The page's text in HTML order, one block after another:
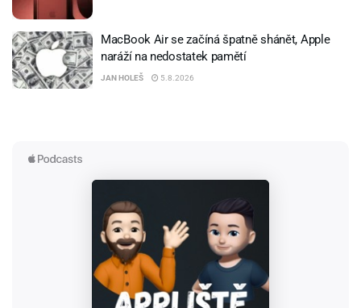
MacBook Air se začíná špatně shánět, Apple
naráží na nedostatek pamětí
JAN HOLEŠ 5.8.2026